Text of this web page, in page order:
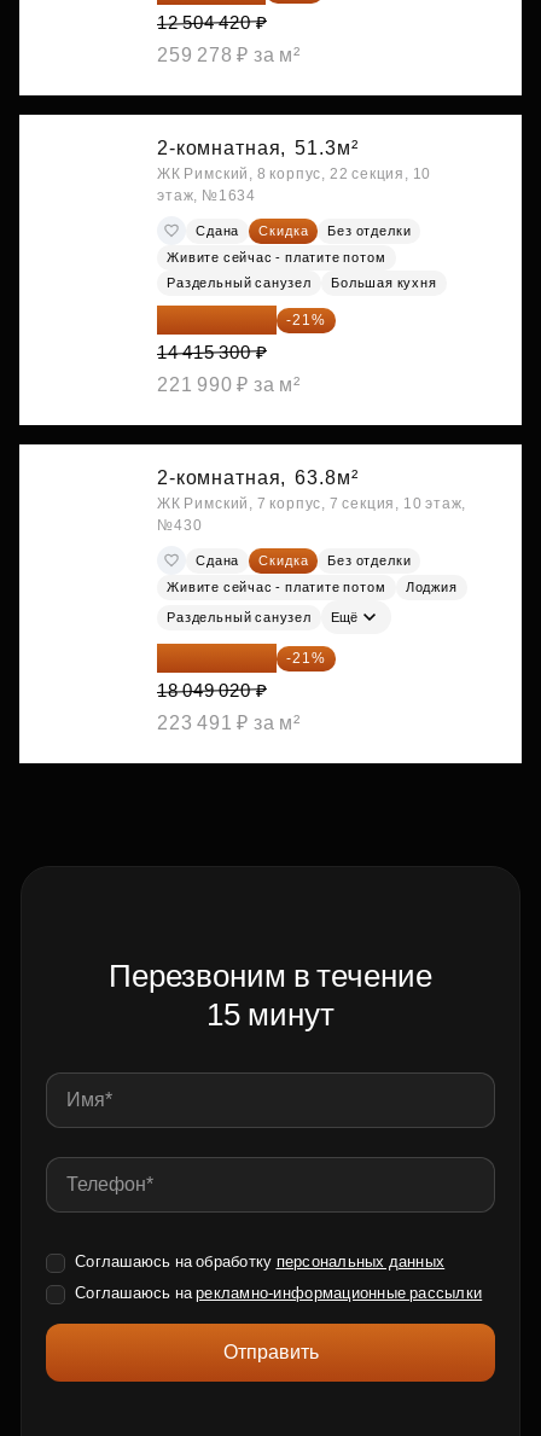
12 504 420 ₽
259 278 ₽ за м²
2-комнатная, 51.3м²
ЖК Римский, 8 корпус, 22 секция, 10
этаж, №1634
Сдана Скидка
Без отделки
Живите сейчас - платите потом
Раздельный санузел
Большая кухня
11 388 087 ₽ -21%
14 415 300 ₽
221 990 ₽ за м²
2-комнатная, 63.8м²
ЖК Римский, 7 корпус, 7 секция, 10 этаж,
№430
Сдана Скидка
Без отделки
Живите сейчас - платите потом
Лоджия
Раздельный санузел Ещё
14 258 726 ₽ -21%
18 049 020 ₽
223 491 ₽ за м²
Перезвоним в течение
15 минут
Соглашаюсь на обработку персональных данных
Соглашаюсь нарекламно-информационные рассылки
Отправить